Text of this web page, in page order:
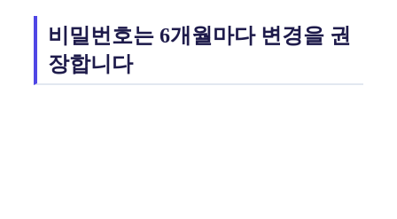
비밀번호는 6개월마다 변경을 권
장합니다